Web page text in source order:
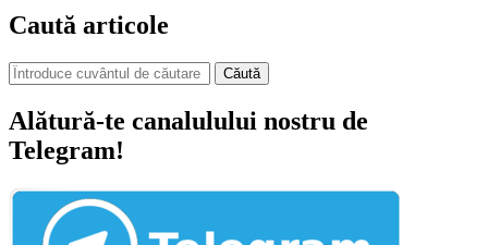
Caută articole
Căută
Alătură-te canalulului nostru de
Telegram!